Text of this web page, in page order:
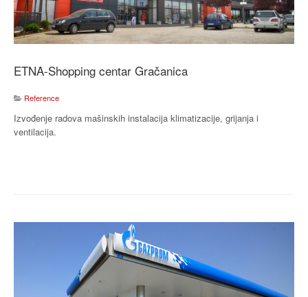
ETNA-Shopping centar Gračanica
Reference
Izvođenje radova mašinskih instalacija klimatizacije, grijanja i
ventilacija.